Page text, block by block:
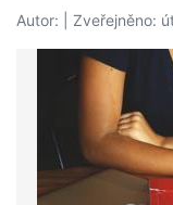
Autor: | Zveřejněno: